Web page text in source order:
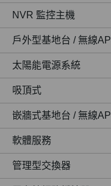
NVR 監控主機
戶外型基地台 / 無線AP
太陽能電源系統
吸頂式
嵌牆式基地台 / 無線AP
軟體服務
管理型交換器